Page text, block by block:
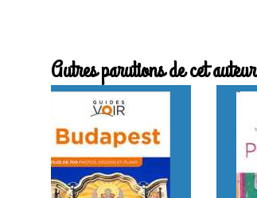
Autres parutions de cet auteur